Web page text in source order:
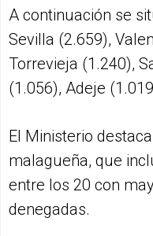
A continuación se
Sevilla (2.659),
Torrevieja (1.240),
(1.056), Adeje
El Ministerio
malagueña, que
entre los 20 con
denegadas.